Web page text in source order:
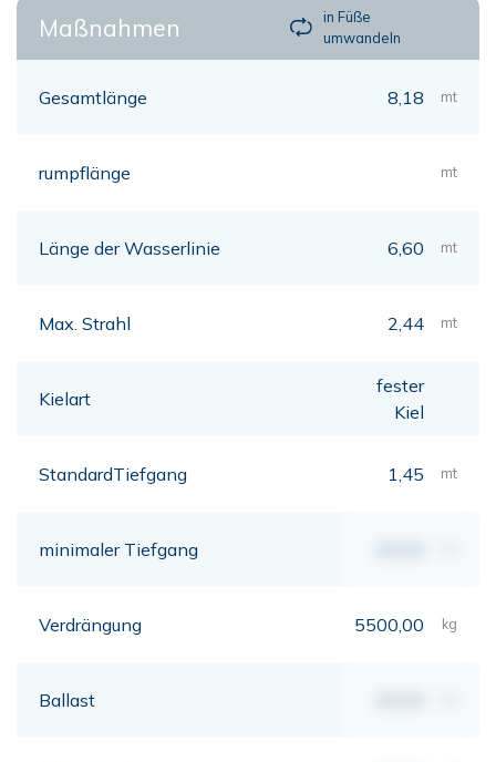
Maßnahmen
in Füße
umwandeln
Gesamtlänge 8,18 mt
rumpflänge mt
Länge der Wasserlinie 6,60 mt
Max. Strahl 2,44 mt
Kielart
fester
Kiel
StandardTiefgang 1,45 mt
minimaler Tiefgang
Verdrängung 5500,00 kg
Ballast